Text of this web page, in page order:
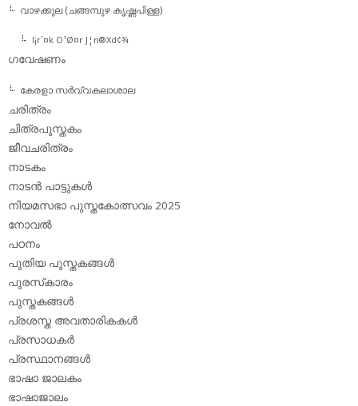
വാഴക്കുല (ചങ്ങമ്പുഴ കൃഷ്ണപിള്ള)
l¡r´¤k O¹Ø¤r J¦n®Xd¢¾
ഗവേഷണം
കേരളാ സര്‍വ്വകലാശാല
ചരിത്രം
ചിത്രപുസ്തകം
ജീവചരിത്രം
നാടകം
നാടന്‍ പാട്ടുകള്‍
നിയമസഭാ പുസ്തകോത്സവം 2025
നോവല്‍
പഠനം
പുതിയ പുസ്തകങ്ങള്‍
പുരസ്‌കാരം
പുസ്തകങ്ങള്‍
പ്രശസ്ത അവതാരികകള്‍
പ്രസാധകര്‍
പ്രസ്ഥാനങ്ങള്‍
ഭാഷാ ജാലകം
ഭാഷാജാലം